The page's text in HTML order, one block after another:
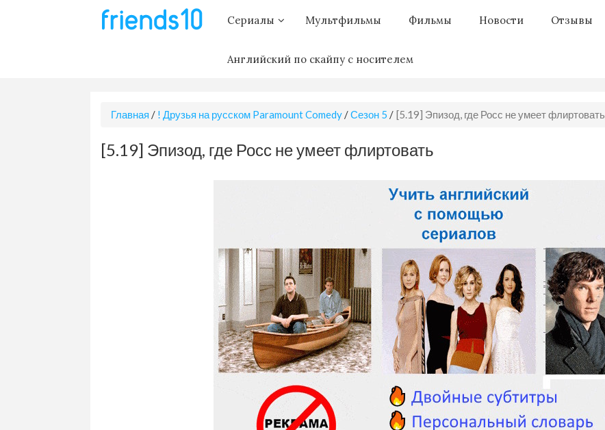
Сериалы Мультфильмы Фильмы Новости Отзывы
Английский по скайпу с носителем
Главная / ! Друзья на русском Paramount Comedy /Сезон 5 / [5.19] Эпизод, где Росс не умеет флиртовать
[5.19] Эпизод, где Росс не умеет флиртовать